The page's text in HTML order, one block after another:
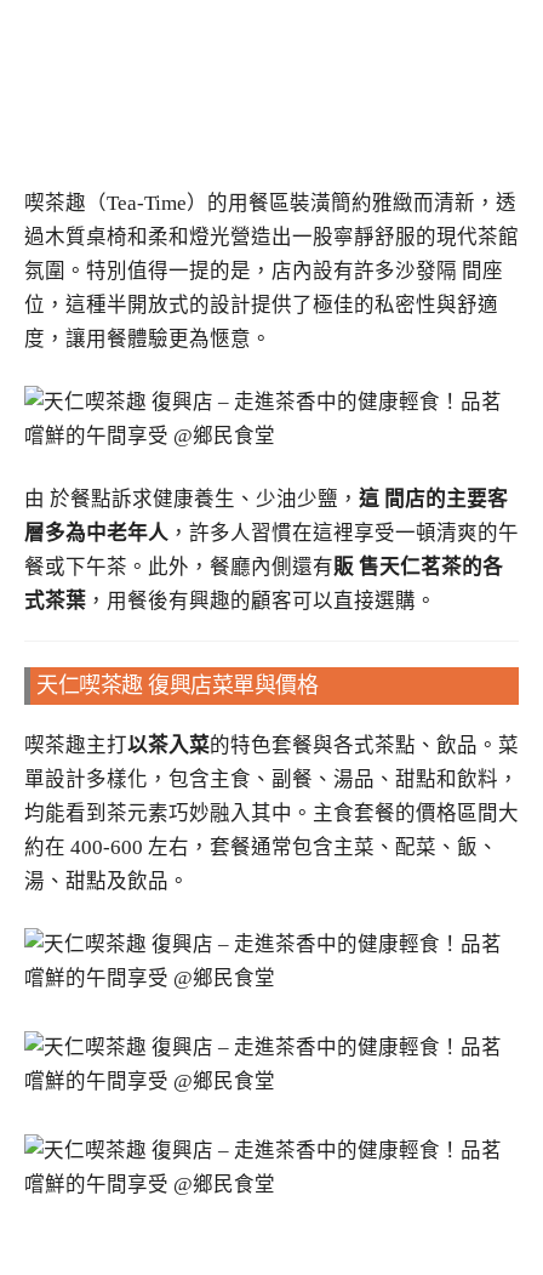
喫茶趣（Tea-Time）的用餐區裝潢簡約雅緻而清新，透
過木質桌椅和柔和燈光營造出一股寧靜舒服的現代茶館
氛圍。特別值得一提的是，店內設有許多沙發隔 間座
位，這種半開放式的設計提供了極佳的私密性與舒適
度，讓用餐體驗更為愜意。
由 於餐點訴求健康養生、少油少鹽， 這 間店的主要客
層多為中老年人 ，許多人習慣在這裡享受一頓清爽的午
餐或下午茶。此外，餐廳內側還有販 售天仁茗茶的各
式茶葉 ，用餐後有興趣的顧客可以直接選購。
天仁喫茶趣 復興店菜單與價格
喫茶趣主打 以茶入菜的特色套餐與各式茶點、飲品。菜
單設計多樣化，包含主食、副餐、湯品、甜點和飲料，
均能看到茶元素巧妙融入其中。主食套餐的價格區間大
約在 400-600 左右，套餐通常包含主菜、配菜、飯、
湯、甜點及飲品。